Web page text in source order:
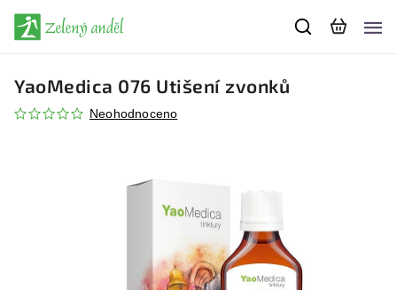
YaoMedica 076 Utišení zvonků
Neohodnoceno